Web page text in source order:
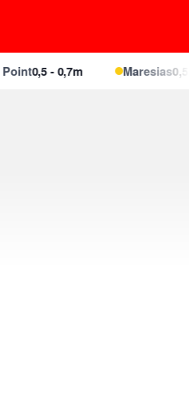
0,5 - 0,7m Maresias0,5 -